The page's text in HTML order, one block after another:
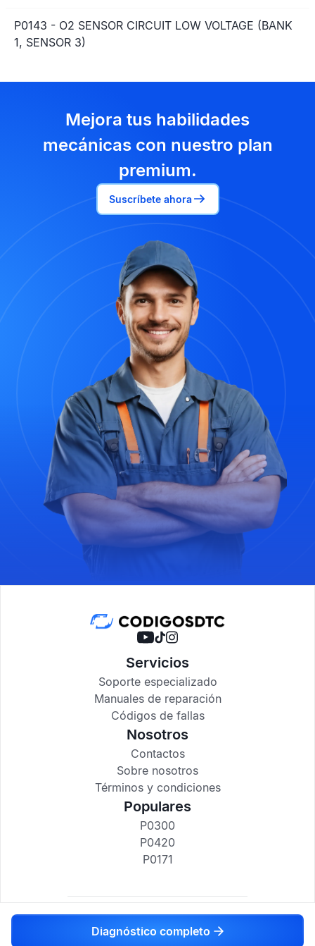
P0143 - O2 SENSOR CIRCUIT LOW VOLTAGE (BANK
1, SENSOR 3)
Mejora tus habilidades
mecánicas con nuestro plan
premium.
Suscríbete ahora
Diagnóstico completo
Servicios
Soporte especializado
Manuales de reparación
Códigos de fallas
Nosotros
Contactos
Sobre nosotros
Términos y condiciones
Populares
P0300
P0420
P0171
codigosdtc.com © 2017-2025